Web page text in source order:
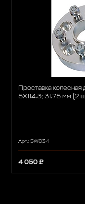
Проставка колесная
5X114.3; 31.75 мм (2
Арт.: 5W034
4 050 ₽